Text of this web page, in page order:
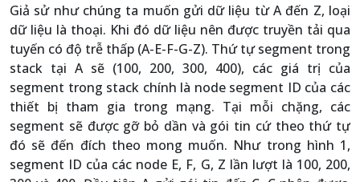
Giả sử như chúng ta muốn gửi dữ liệu từ A đến Z, loại
dữ liệu là thoại. Khi đó dữ liệu nên được truyền tải qua
tuyến có độ trễ thấp (A-E-F-G-Z). Thứ tự segment trong
stack tại A sẽ (100, 200, 300, 400), các giá trị của
segment trong stack chính là node segment ID của các
thiết bị tham gia trong mạng. Tại mỗi chặng, các
segment sẽ được gỡ bỏ dần và gói tin cứ theo thứ tự
đó sẽ đến đích theo mong muốn. Như trong hình 1,
segment ID của các node E, F, G, Z lần lượt là 100, 200,